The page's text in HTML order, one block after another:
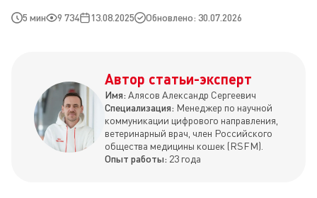
5 мин 9 734 13.08.2025 Обновлено: 30.07.2026
Автор статьи-эксперт
Имя: Алясов Александр Сергеевич
Специализация: Менеджер по научной
коммуникации цифрового направления,
ветеринарный врач, член Российского
общества медицины кошек (RSFM).
Опыт работы: 23 года